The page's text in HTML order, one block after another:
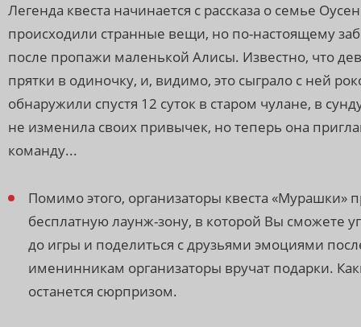
Легенда квеста начинается с рассказа о семье
происходили странные вещи, но по-настоящему
после пропажи маленькой Алисы. Известно, что
прятки в одиночку, и, видимо, это сыграло с ней
обнаружили спустя 12 суток в старом чулане, в
не изменила своих привычек, но теперь она
команду...
Помимо этого, организаторы квеста «Мурашки»
бесплатную лаунж-зону, в которой Вы сможете
до игры и поделиться с друзьями эмоциями
именинникам организаторы вручат подарки.
останется сюрпризом.